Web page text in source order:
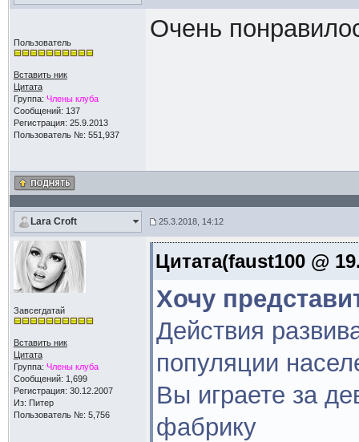
Пользователь
Вставить ник
Цитата
Группа: Члены клуба
Сообщений: 137
Регистрация: 25.9.2013
Пользователь №: 551,937
Очень
Lara Croft 25.3.2018, 14:12
Завсегдатай
Вставить ник
Цитата
Группа: Члены клуба
Сообщений: 1,699
Регистрация: 30.12.2007
Из: Питер
Пользователь №: 5,756
Цитата(faust100 @
Хочу
Действия
популяции
Вы играете за
фабрику